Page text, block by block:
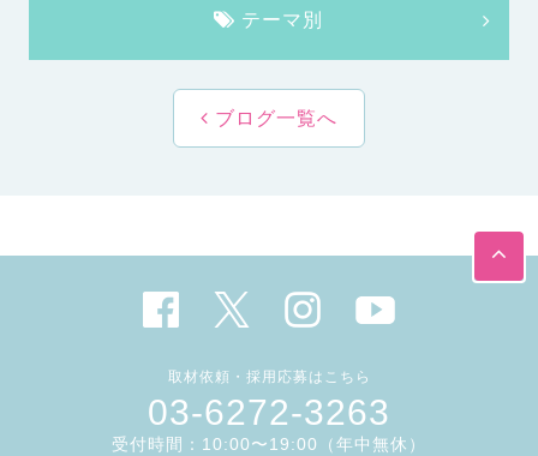
テーマ別
ブログ一覧へ
取材依頼・採用応募はこちら
03-6272-3263
受付時間：10:00〜19:00（年中無休）